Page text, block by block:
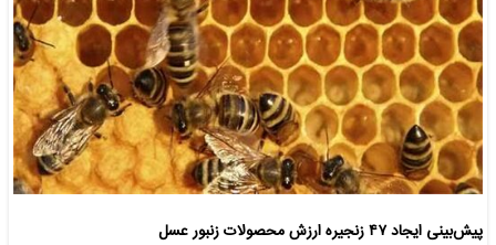
پیش‌بینی ایجاد ۴۷ زنجیره ارزش محصولات زنبور عسل